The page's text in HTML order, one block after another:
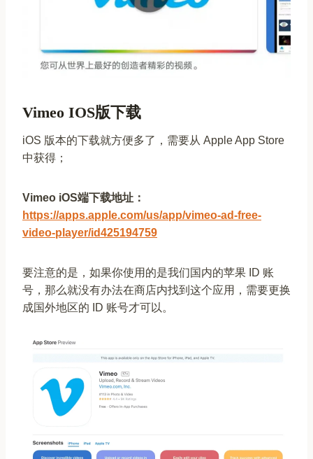
Vimeo IOS版下载
iOS 版本的下载就方便多了，需要从 Apple App Store
中获得；
Vimeo iOS端下载地址：
https://apps.apple.com/us/app/vimeo-ad-free-
video-player/id425194759
要注意的是，如果你使用的是我们国内的苹果 ID 账
号，那么就没有办法在商店内找到这个应用，需要更换
成国外地区的 ID 账号才可以。